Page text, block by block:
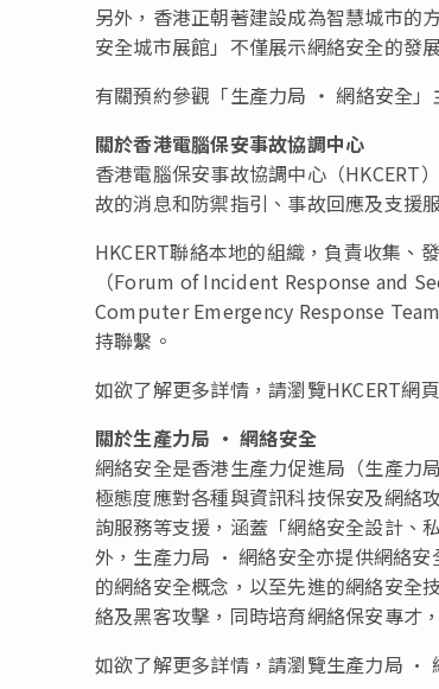
另外，香港正朝著建設成為智慧城市的
安全城市展館」不僅展示網絡安全的發
有關預約參觀「生產力局 ‧ 網絡安全
關於香港電腦保安事故協調中心
香港電腦保安事故協調中心（HKCERT
故的消息和防禦指引、事故回應及支援
HKCERT聯絡本地的組織，負責收集、
（Forum of Incident Response and
Computer Emergency Response
持聯繫。
如欲了解更多詳情，請瀏覽HKCERT網
關於生產力局 •網絡安全
網絡安全是香港生產力促進局（生產力
極態度應對各種與資訊科技保安及網絡
詢服務等支援，涵蓋「網絡安全設計、
外，生產力局 • 網絡安全亦提供網絡安
的網絡安全概念，以至先進的網絡安全
絡及黑客攻擊，同時培育網絡保安專才
如欲了解更多詳情，請瀏覽生產力局